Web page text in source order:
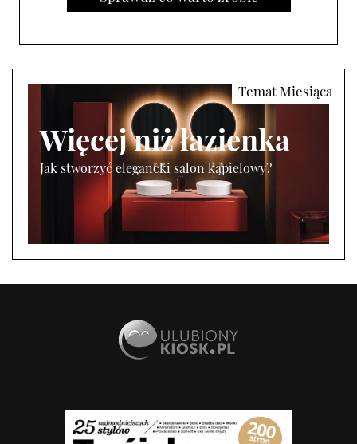
Więcej niż łazienka
Jak stworzyć elegancki salon kąpielowy?